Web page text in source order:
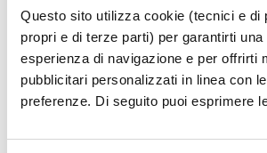
Questo sito utilizza cookie (tecnici e di
propri e di terze parti) per garantirti una
esperienza di navigazione e per offrirti
pubblicitari personalizzati in linea con
preferenze. Di seguito puoi esprimere